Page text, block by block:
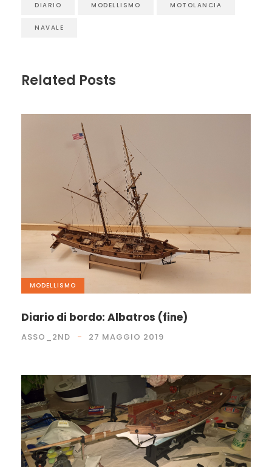
DIARIO MODELLISMO MOTOLANCIA
NAVALE
Related Posts
MODELLISMO
Diario di bordo: Albatros (fine)
ASSO_2ND 27 MAGGIO 2019